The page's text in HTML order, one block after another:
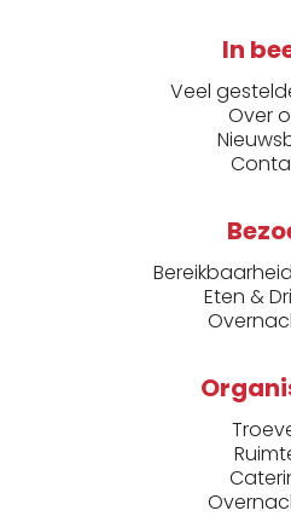
In
Veel
Over
Eten &